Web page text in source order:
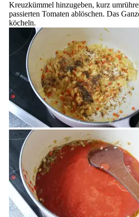
Kreuzkümmel hinzugeben, kurz
passierten Tomaten ablöschen. Das
köcheln.